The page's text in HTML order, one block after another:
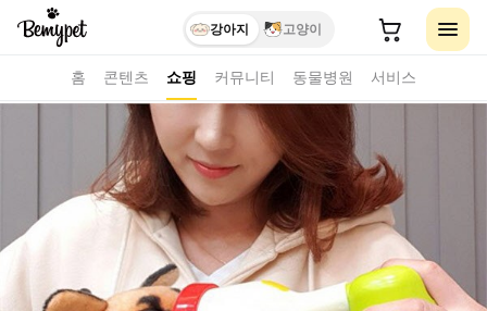
강아지 고양이
홈 콘텐츠 쇼핑 커뮤니티 동물병원 서비스